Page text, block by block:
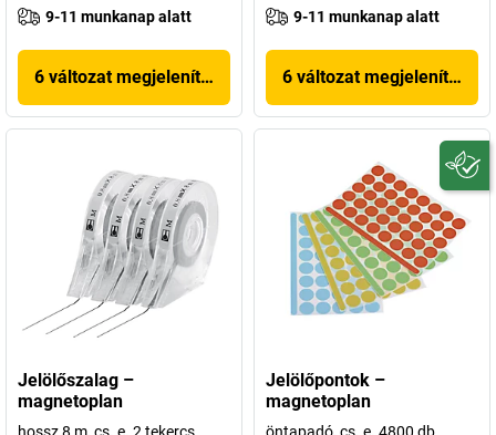
9-11 munkanap alatt
6 változat megjelenítése
9-11 munkanap alatt
6 változat megjelenítése
Jelölőszalag –
magnetoplan
hossz 8 m, cs. e. 2 tekercs
Jelölőpontok –
magnetoplan
öntapadó, cs. e. 4800 db